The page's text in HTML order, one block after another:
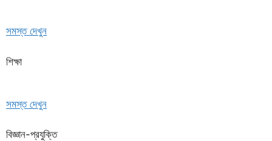
সমস্ত দেখুন
শিক্ষা
সমস্ত দেখুন
বিজ্ঞান-প্রযুক্তি